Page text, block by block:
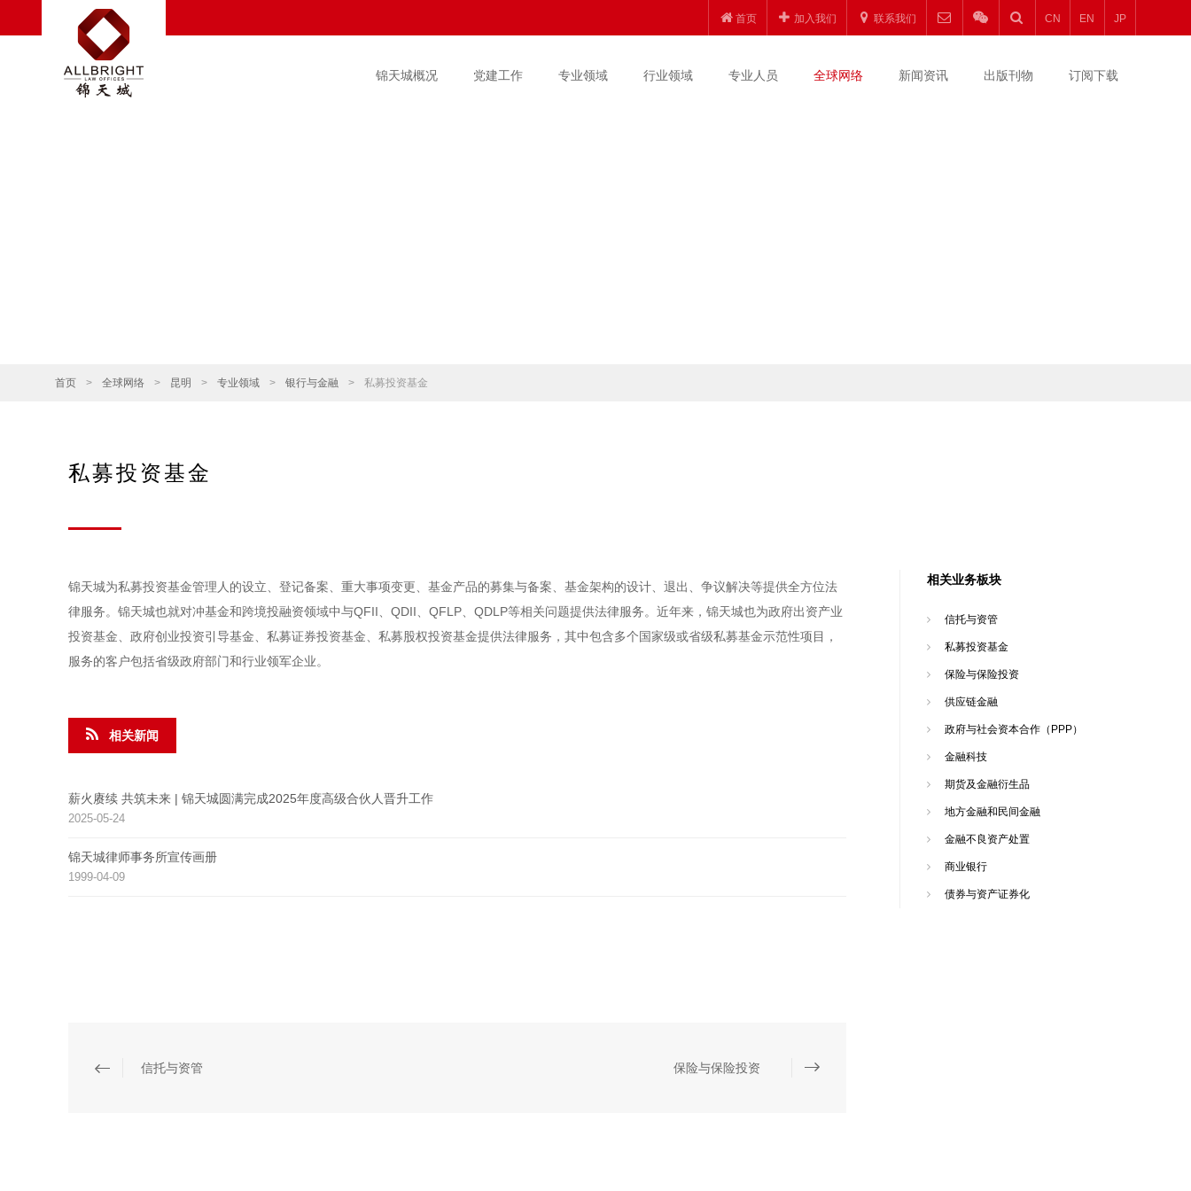
首页 加入我们 联系我们 CN EN JP
锦天城概况 党建工作 专业领域 行业领域 专业人员 全球网络 新闻资讯 出版刊物 订阅下载
首页 > 全球网络 > 昆明 > 专业领域 > 银行与金融 > 私募投资基金
私募投资基金
锦天城为私募投资基金管理人的设立、登记备案、重大事项变更、基金产品的募集与备案、基金架构的设计、退出、争议解决等提供全方位法
律服务。锦天城也就对冲基金和跨境投融资领域中与QFII、QDII、QFLP、QDLP等相关问题提供法律服务。近年来，锦天城也为政府出资产业
投资基金、政府创业投资引导基金、私募证券投资基金、私募股权投资基金提供法律服务，其中包含多个国家级或省级私募基金示范性项目，
服务的客户包括省级政府部门和行业领军企业。
相关新闻
薪火赓续 共筑未来 | 锦天城圆满完成2025年度高级合伙人晋升工作
2025-05-24
锦天城律师事务所宣传画册
1999-04-09
信托与资管 保险与保险投资
相关业务板块
信托与资管
私募投资基金
保险与保险投资
供应链金融
政府与社会资本合作（PPP）
金融科技
期货及金融衍生品
地方金融和民间金融
金融不良资产处置
商业银行
债券与资产证券化